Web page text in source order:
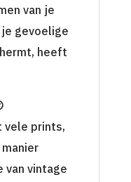
van je
gevoelige
heeft
vele prints,
van vintage